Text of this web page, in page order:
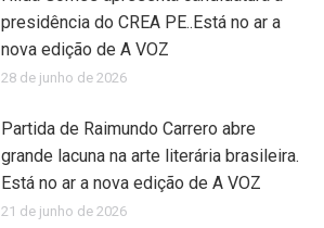
presidência do CREA PE..Está no ar a
nova edição de A VOZ
28 de junho de 2026
Partida de Raimundo Carrero abre
grande lacuna na arte literária brasileira.
Está no ar a nova edição de A VOZ
21 de junho de 2026